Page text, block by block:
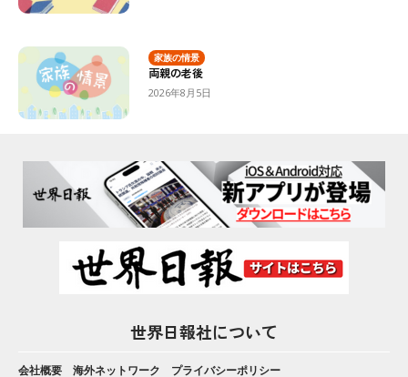
家族の情景
両親の老後
2026年8月5日
世界日報社について
会社概要 海外ネットワーク
プライバシーポリシー